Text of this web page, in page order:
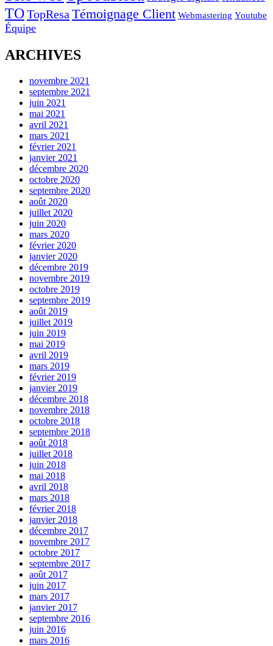
TOTopResa Témoignage Client Webmastering Youtube
Équipe
ARCHIVES
novembre 2021
septembre 2021
juin 2021
mai 2021
avril 2021
mars 2021
février 2021
janvier 2021
décembre 2020
octobre 2020
septembre 2020
août 2020
juillet 2020
juin 2020
mars 2020
février 2020
janvier 2020
décembre 2019
novembre 2019
octobre 2019
septembre 2019
août 2019
juillet 2019
juin 2019
mai 2019
avril 2019
mars 2019
février 2019
janvier 2019
décembre 2018
novembre 2018
octobre 2018
septembre 2018
août 2018
juillet 2018
juin 2018
mai 2018
avril 2018
mars 2018
février 2018
janvier 2018
décembre 2017
novembre 2017
octobre 2017
septembre 2017
août 2017
juin 2017
mars 2017
janvier 2017
septembre 2016
juin 2016
mars 2016